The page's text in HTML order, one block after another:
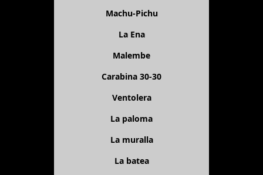
Machu-Pichu
La Ena
Malembe
Carabina 30-30
Ventolera
La paloma
La muralla
La batea